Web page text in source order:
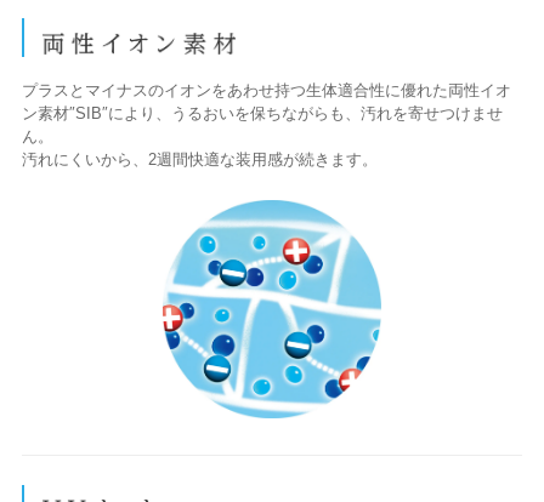
プラスとマイナスのイオンをあわせ持つ生体適合性に優れた両性イオ
ン素材″SIB″により、うるおいを保ちながらも、汚れを寄せつけませ
ん。
汚れにくいから、2週間快適な装用感が続きます。